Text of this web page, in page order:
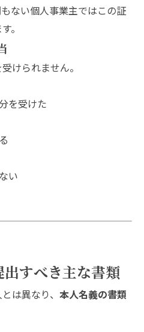
ない個人事業主ではこの証
。
けられません。
を受けた
い
すべき主な書類
は異なり、 本人名義の書類